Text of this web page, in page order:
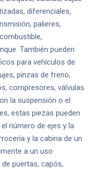
diferenciales,
palieres,
También pueden
para vehículos de
pinzas de freno,
compresores, válvulas
la suspensión o el
estas piezas pueden
número de ejes y la
y la cabina de un
a un uso
puertas, capós,